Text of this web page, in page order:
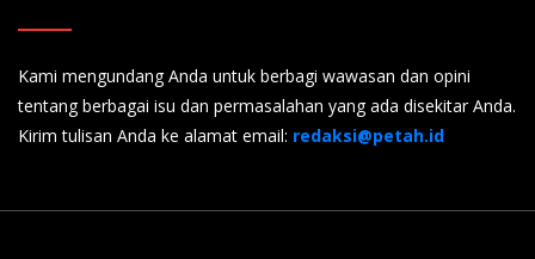
Kami mengundang Anda untuk berbagi wawasan dan opini
tentang berbagai isu dan permasalahan yang ada disekitar Anda.
Kirim tulisan Anda ke alamat email: redaksi@petah.id